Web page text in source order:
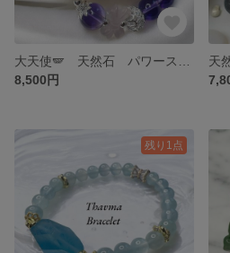
8,500円
残り1点